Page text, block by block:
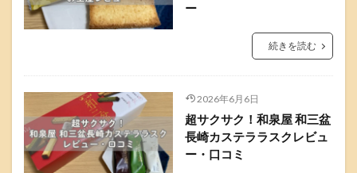
ー
続きを読む
2026年6月6日
超サクサク！和泉屋 和三盆
長崎カステララスクレビュ
ー・口コミ